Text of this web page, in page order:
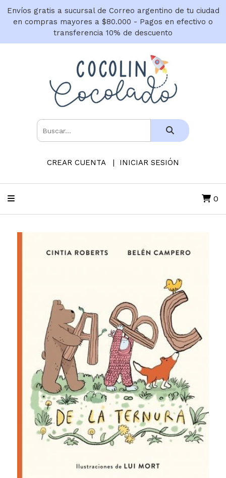
Envíos gratis a sucursal de Correo argentino de tu ciudad
en compras mayores a $80.000 - Pagos en efectivo o
transferencia 10% de descuento
CREAR CUENTA INICIAR SESIÓN
0